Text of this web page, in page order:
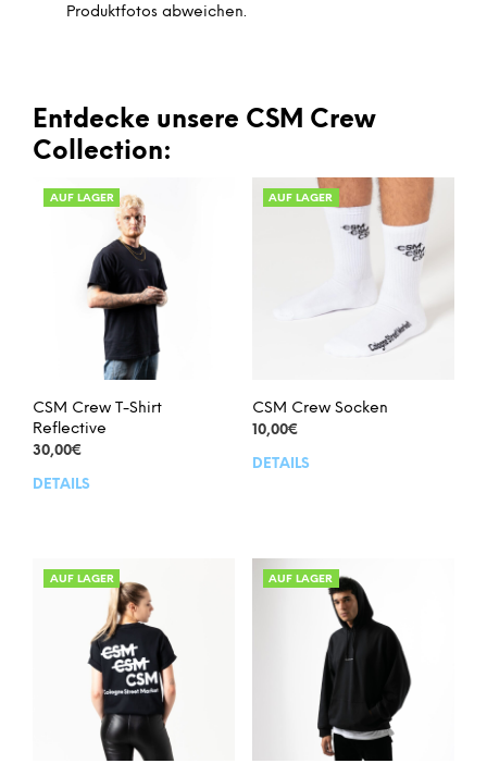
Produktfotos abweichen.
Entdecke unsere CSM Crew
Collection:
AUF LAGER
CSM Crew T-Shirt
Reflective
30,00€
DETAILS
mehrere
Varianten
Produktseite
gewählt
AUF LAGER
CSM Crew Socken
10,00€
DETAILS
AUF LAGER AUF LAGER